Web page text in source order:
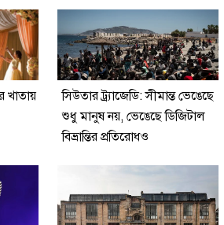
খাতায়
সিউতার ট্র্যাজেডি: সীমান্ত ভেঙেছে
শুধু মানুষ নয়, ভেঙেছে ডিজিটাল
বিভ্রান্তির প্রতিরোধও